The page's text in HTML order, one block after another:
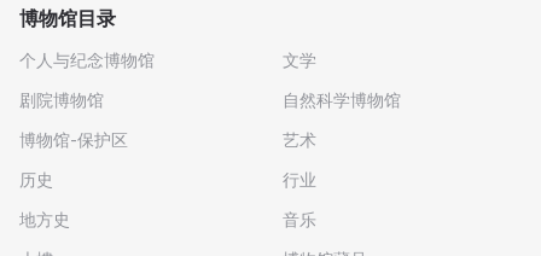
博物馆目录
个人与纪念博物馆
剧院博物馆
博物馆-保护区
历史
地方史
文学
自然科学博物馆
艺术
行业
音乐